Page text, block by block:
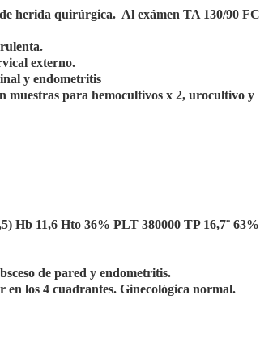
herida quirúrgica. Al exámen TA 130/90 FC
externo.
y endometritis
muestras para hemocultivos x 2, urocultivo y
Hb 11,6 Hto 36% PLT 380000 TP 16,7¨ 63%
de pared y endometritis.
los 4 cuadrantes. Ginecológica normal.